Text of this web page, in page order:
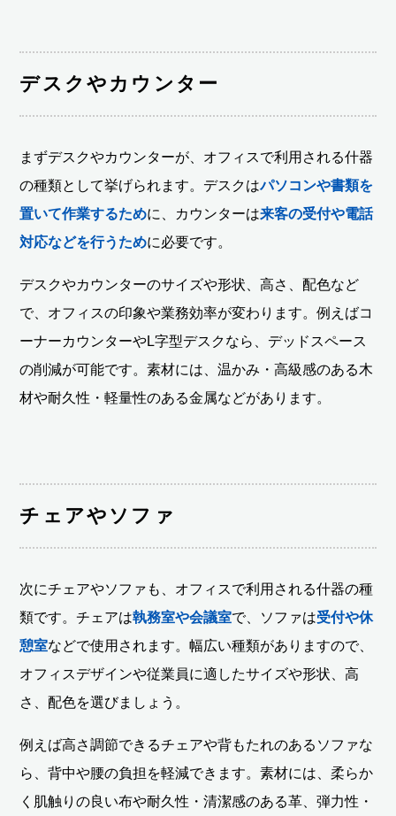
デスクやカウンター
まずデスクやカウンターが、オフィスで利用される什器
の種類として挙げられます。デスクはパソコンや書類を
置いて作業するために、カウンターは来客の受付や電話
対応などを行うために必要です。
デスクやカウンターのサイズや形状、高さ、配色など
で、オフィスの印象や業務効率が変わります。例えばコ
ーナーカウンターやL字型デスクなら、デッドスペース
の削減が可能です。素材には、温かみ・高級感のある木
材や耐久性・軽量性のある金属などがあります。
チェアやソファ
次にチェアやソファも、オフィスで利用される什器の種
類です。チェアは執務室や会議室で、ソファは受付や休
憩室などで使用されます。幅広い種類がありますので、
オフィスデザインや従業員に適したサイズや形状、高
さ、配色を選びましょう。
例えば高さ調節できるチェアや背もたれのあるソファな
ら、背中や腰の負担を軽減できます。素材には、柔らか
く肌触りの良い布や耐久性・清潔感のある革、弾力性・